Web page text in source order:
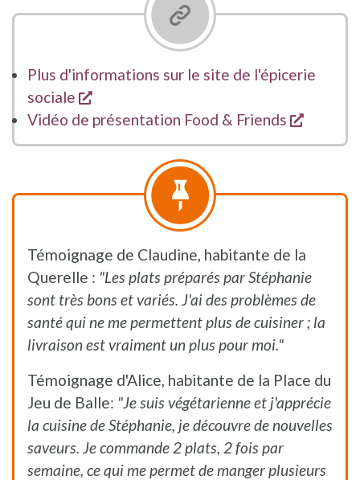
Plus d'informations sur le site de l'épicerie
sociale
opent een nieuw venster
Vidéo de présentation Food & Friends
opent
Témoignage de Claudine, habitante de la
Querelle : "Les plats préparés par Stéphanie
sont très bons et variés. J'ai des problèmes de
santé qui ne me permettent plus de cuisiner ; la
livraison est vraiment un plus pour moi."
Témoignage d'Alice, habitante de la Place du
Jeu de Balle: "Je suis végétarienne et j'apprécie
la cuisine de Stéphanie, je découvre de nouvelles
saveurs. Je commande 2 plats, 2 fois par
semaine, ce qui me permet de manger plusieurs